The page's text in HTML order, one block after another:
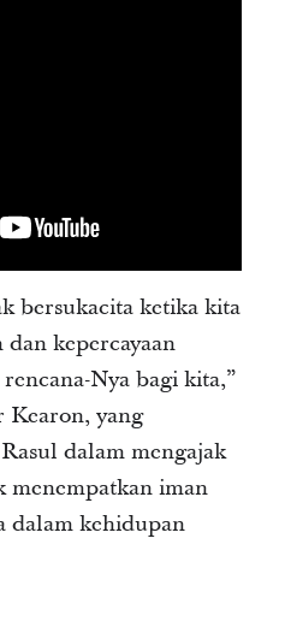
bersukacita ketika kita
kepercayaan
Nya bagi kita,”
Kearon, yang
dalam mengajak
menempatkan iman
dalam kehidupan